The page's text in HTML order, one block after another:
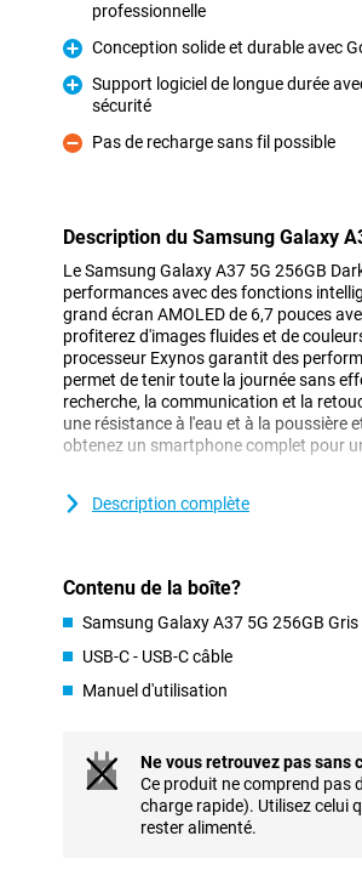
Pourprofessionnelle
Pour
Conception solide et durable avec
Pour
Support logiciel de longue durée
sécurité
Contre
Pas de recharge sans fil possible
Description du Samsung Galaxy
Le Samsung Galaxy A37 5G 256GB
performances avec des fonctions
grand écran AMOLED de 6,7 pouces
profiterez d'images fluides et de
processeur Exynos garantit des
permet de tenir toute la journée sans
recherche, la communication et la
une résistance à l'eau et à la poussière
obtenez un smartphone complet pour
Enterprise Edition
configurez tous vos appareils à
fabricant et l'édition Entreprise restera
lancement. Vous pouvez donc
nécessaire !
Comparé à son prédécesseur, le
robustesse et de style. L'arrière et
est doté d'un verre Gorilla Victus
résister aux chocs et de conférer à
Description complète
Contenu de la boîte?
Samsung Galaxy A37 5G 256GB
USB-C - USB-C câble
Manuel d'utilisation
Ne vous retrouvez pas sans
Ce produit ne comprend pas
charge rapide). Utilisez celui
rester alimenté.